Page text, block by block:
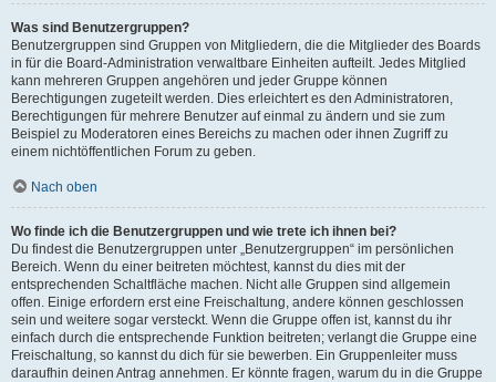
Was sind Benutzergruppen?
Benutzergruppen sind Gruppen von Mitgliedern, die die Mitglieder des Boards
in für die Board-Administration verwaltbare Einheiten aufteilt. Jedes Mitglied
kann mehreren Gruppen angehören und jeder Gruppe können
Berechtigungen zugeteilt werden. Dies erleichtert es den Administratoren,
Berechtigungen für mehrere Benutzer auf einmal zu ändern und sie zum
Beispiel zu Moderatoren eines Bereichs zu machen oder ihnen Zugriff zu
einem nichtöffentlichen Forum zu geben.
Nach oben
Wo finde ich die Benutzergruppen und wie trete ich ihnen bei?
Du findest die Benutzergruppen unter „Benutzergruppen“ im persönlichen
Bereich. Wenn du einer beitreten möchtest, kannst du dies mit der
entsprechenden Schaltfläche machen. Nicht alle Gruppen sind allgemein
offen. Einige erfordern erst eine Freischaltung, andere können geschlossen
sein und weitere sogar versteckt. Wenn die Gruppe offen ist, kannst du ihr
einfach durch die entsprechende Funktion beitreten; verlangt die Gruppe eine
Freischaltung, so kannst du dich für sie bewerben. Ein Gruppenleiter muss
daraufhin deinen Antrag annehmen. Er könnte fragen, warum du in die Gruppe